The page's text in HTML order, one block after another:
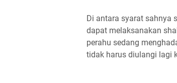
Di antara syarat sahnya
dapat melaksanakan
perahu sedang
tidak harus diulangi lagi